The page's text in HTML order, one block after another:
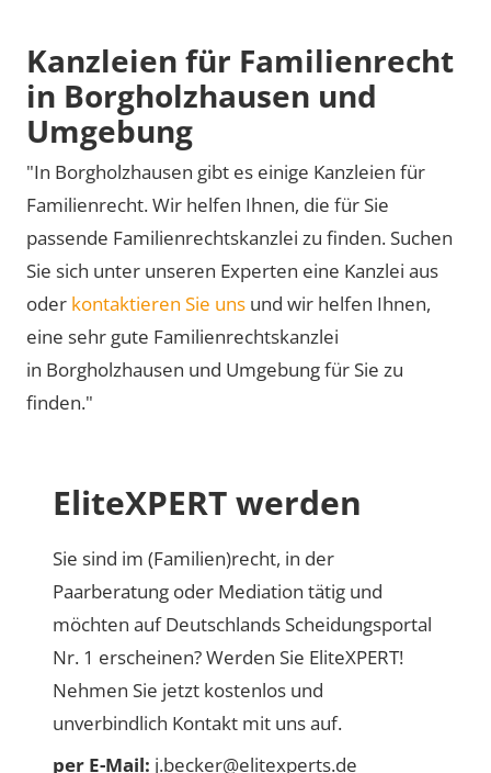
Kanzleien für Familienrecht
in Borgholzhausen und
Umgebung
"In Borgholzhausen gibt es einige Kanzleien für
Familienrecht. Wir helfen Ihnen, die für Sie
passende Familienrechtskanzlei zu finden. Suchen
Sie sich unter unseren Experten eine Kanzlei aus
oder kontaktieren Sie uns und wir helfen Ihnen,
eine sehr gute Familienrechtskanzlei
in Borgholzhausen und Umgebung für Sie zu
finden."
EliteXPERT werden
Sie sind im (Familien)recht, in der
Paarberatung oder Mediation tätig und
möchten auf Deutschlands Scheidungsportal
Nr. 1 erscheinen? Werden Sie EliteXPERT!
Nehmen Sie jetzt kostenlos und
unverbindlich Kontakt mit uns auf.
per E-Mail: j.becker@elitexperts.de